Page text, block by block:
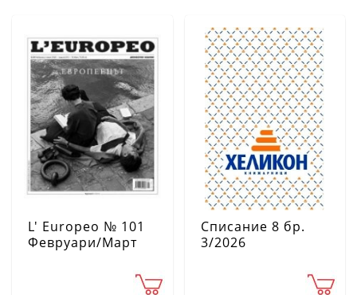
L' Europeo № 101
Февруари/Март
Списание 8 бр.
3/2026